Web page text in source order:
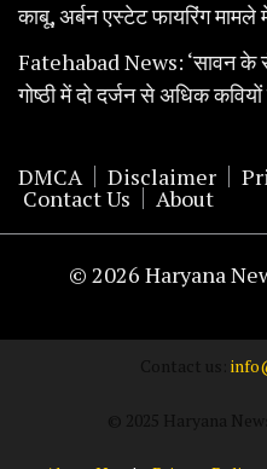
काबू, अर्बन एस्टेट फायरिंग मामले
Fatehabad News: ‘सावन के
गोष्ठी में दो दर्जन से अधिक
DMCA Disclaimer
Contact Us About
© 2026 Haryana